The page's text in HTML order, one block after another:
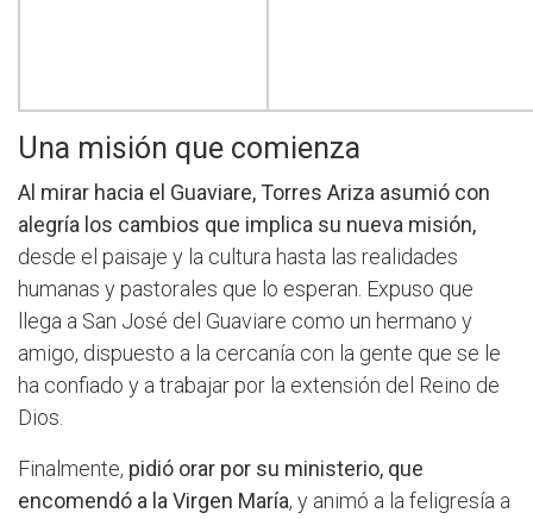
Una misión que comienza
Al mirar hacia el Guaviare, Torres Ariza asumió con
alegría los cambios que implica su nueva misión,
desde el paisaje y la cultura hasta las realidades
humanas y pastorales que lo esperan. Expuso que
llega a San José del Guaviare como un hermano y
amigo, dispuesto a la cercanía con la gente que se le
ha confiado y a trabajar por la extensión del Reino de
Dios.
Finalmente, pidió orar por su ministerio, que
encomendó a la Virgen María, y animó a la feligresía a